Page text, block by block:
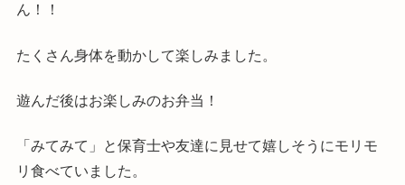
ん！！
たくさん身体を動かして楽しみました。
遊んだ後はお楽しみのお弁当！
「みてみて」と保育士や友達に見せて嬉しそうにモリモ
リ食べていました。